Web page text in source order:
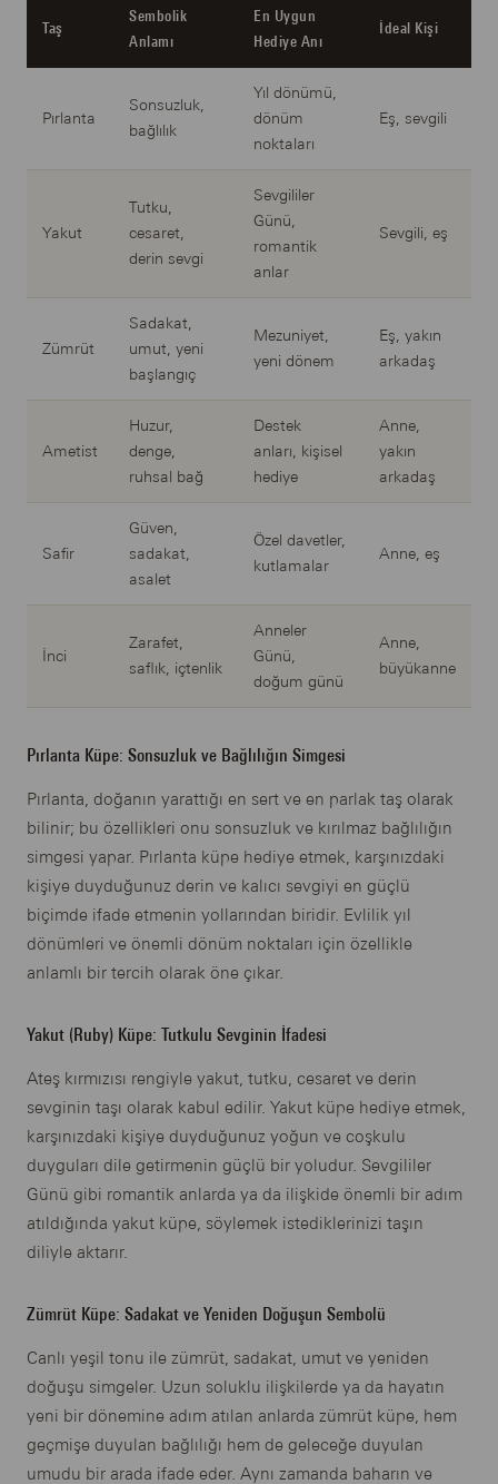
Taş
Sembolik
Anlamı
En Uygun
Hediye Anı
İdeal Kişi
Pırlanta
Sonsuzluk,
bağlılık
Yıl dönümü,
dönüm
noktaları
Eş, sevgili
Yakut
Tutku,
cesaret,
derin sevgi
Sevgililer
Günü,
romantik
anlar
Sevgili, eş
Zümrüt
Sadakat,
umut, yeni
başlangıç
Mezuniyet,
yeni dönem
Eş, yakın
arkadaş
Ametist
Huzur,
denge,
ruhsal bağ
Destek
anları, kişisel
hediye
Anne,
yakın
arkadaş
Safir
Güven,
sadakat,
asalet
Özel davetler,
kutlamalar
Anne, eş
İnci
Zarafet,
saflık, içtenlik
Anneler
Günü,
doğum günü
Anne,
büyükanne
Pırlanta Küpe: Sonsuzluk ve Bağlılığın Simgesi
Pırlanta, doğanın yarattığı en sert ve en parlak taş olarak
bilinir; bu özellikleri onu sonsuzluk ve kırılmaz bağlılığın
simgesi yapar. Pırlanta küpe hediye etmek, karşınızdaki
kişiye duyduğunuz derin ve kalıcı sevgiyi en güçlü
biçimde ifade etmenin yollarından biridir. Evlilik yıl
dönümleri ve önemli dönüm noktaları için özellikle
anlamlı bir tercih olarak öne çıkar.
Yakut (Ruby) Küpe: Tutkulu Sevginin İfadesi
Ateş kırmızısı rengiyle yakut, tutku, cesaret ve derin
sevginin taşı olarak kabul edilir. Yakut küpe hediye etmek,
karşınızdaki kişiye duyduğunuz yoğun ve coşkulu
duyguları dile getirmenin güçlü bir yoludur. Sevgililer
Günü gibi romantik anlarda ya da ilişkide önemli bir adım
atıldığında yakut küpe, söylemek istediklerinizi taşın
diliyle aktarır.
Zümrüt Küpe: Sadakat ve Yeniden Doğuşun Sembolü
Canlı yeşil tonu ile zümrüt, sadakat, umut ve yeniden
doğuşu simgeler. Uzun soluklu ilişkilerde ya da hayatın
yeni bir dönemine adım atılan anlarda zümrüt küpe, hem
geçmişe duyulan bağlılığı hem de geleceğe duyulan
umudu bir arada ifade eder. Aynı zamanda baharın ve